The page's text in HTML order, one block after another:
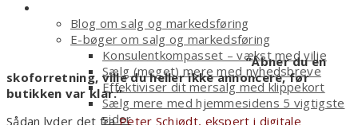
Blog om salg og markedsføring
E-bøger om salg og markedsføring
Konsulentkompasset – vækst med vilje
Sælg (meget) mere med nyhedsbreve
Effektiviser dit mersalg med klippekort
Sælg mere med hjemmesidens 5 vigtigste
sider
”Åbner du en
skoforretning, ville du heller ikke annoncere, før
butikken var klar.”
Sådan lyder det fraPeter Schjødt, ekspert i digitale